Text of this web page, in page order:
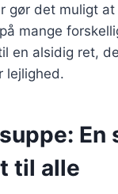
gør det muligt at
mange
en alsidig ret,
lejlighed.
En
til alle